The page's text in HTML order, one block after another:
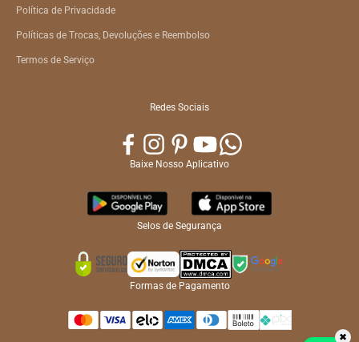
Política de Privacidade
Políticas de Trocas, Devoluções e Reembolso
Termos de Serviço
Redes Sociais
Baixe Nosso Aplicativo
Selos de Segurança
Formas de Pagamento
✖